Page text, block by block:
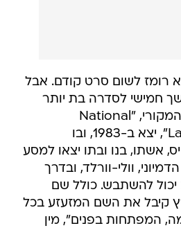
רומז לשום סרט קודם. אבל
חמישי לסדרה בת יותר
מעשרים שנה. הסרט המקורי, "National
Lampoon's Vacation", יצא ב-1983, ובו
אשתו, בנו ובתו יצאו למסע
וולי-וורלד, ובדרך
להשתבש. כולל שם
קיבל את השם המזעזע בכל
המפתחות בפנים", מין